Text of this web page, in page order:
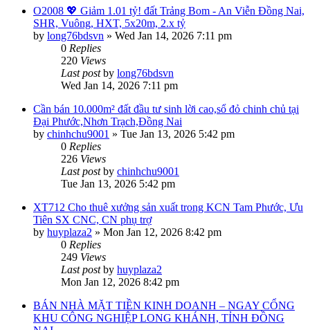
O2008 💖 Giảm 1.01 tỷ! đất Trảng Bom - An Viễn Đồng Nai,
SHR, Vuông, HXT, 5x20m, 2.x tỷ
by long76bdsvn » Wed Jan 14, 2026 7:11 pm
0 Replies
220 Views
Last postby long76bdsvn
Wed Jan 14, 2026 7:11 pm
Cần bán 10.000m² đất đầu tư sinh lời cao,sổ đỏ chinh chủ tại
Đại Phước,Nhơn Trạch,Đồng Nai
by chinhchu9001 » Tue Jan 13, 2026 5:42 pm
0 Replies
226 Views
Last postby chinhchu9001
Tue Jan 13, 2026 5:42 pm
XT712 Cho thuê xưởng sản xuất trong KCN Tam Phước, Ưu
Tiên SX CNC, CN phụ trợ
by huyplaza2 » Mon Jan 12, 2026 8:42 pm
0 Replies
249 Views
Last postby huyplaza2
Mon Jan 12, 2026 8:42 pm
BÁN NHÀ MẶT TIỀN KINH DOANH – NGAY CỔNG
KHU CÔNG NGHIỆP LONG KHÁNH, TỈNH ĐỒNG